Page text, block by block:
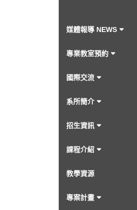
媒體報導 NEWS
專業教室預約
國際交流
系所簡介
招生資訊
課程介紹
教學資源
專案計畫